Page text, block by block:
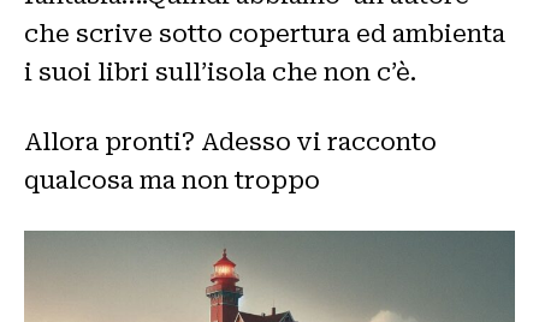
che scrive sotto copertura ed ambienta
i suoi libri sull’isola che non c’è.
Allora pronti? Adesso vi racconto
qualcosa ma non troppo